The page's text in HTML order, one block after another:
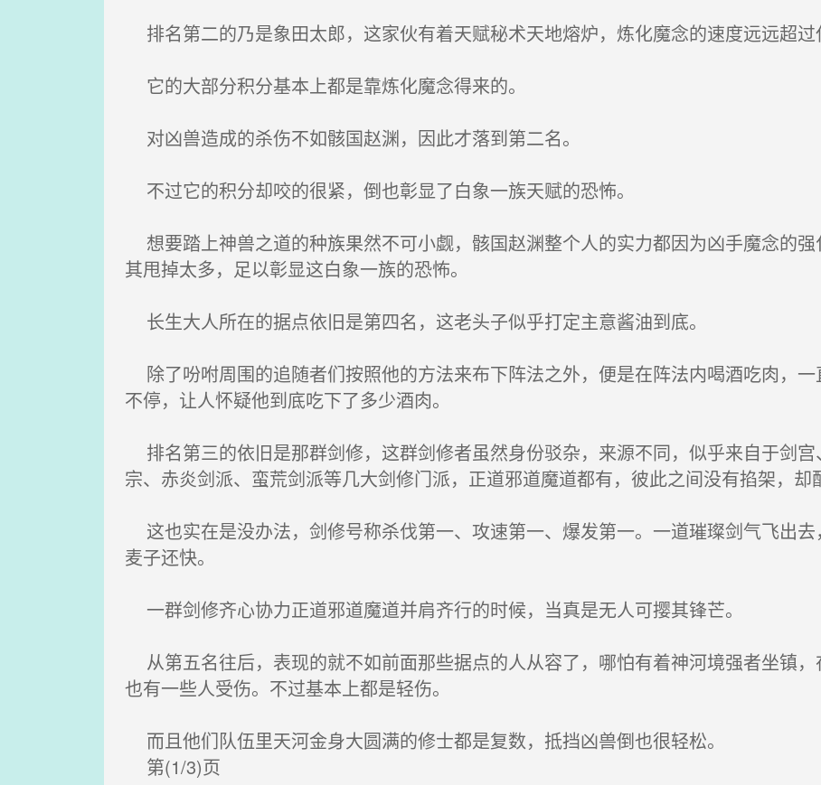
排名第二的乃是象田太郎，这家伙有着天赋秘术天地熔炉，炼化魔念的速度远远超过
它的大部分积分基本上都是靠炼化魔念得来的。
对凶兽造成的杀伤不如骸国赵渊，因此才落到第二名。
不过它的积分却咬的很紧，倒也彰显了白象一族天赋的恐怖。
想要踏上神兽之道的种族果然不可小觑，骸国赵渊整个人的实力都因为凶手魔念的
其甩掉太多，足以彰显这白象一族的恐怖。
长生大人所在的据点依旧是第四名，这老头子似乎打定主意酱油到底。
除了吩咐周围的追随者们按照他的方法来布下阵法之外，便是在阵法内喝酒吃肉，
不停，让人怀疑他到底吃下了多少酒肉。
排名第三的依旧是那群剑修，这群剑修者虽然身份驳杂，来源不同，似乎来自于剑
宗、赤炎剑派、蛮荒剑派等几大剑修门派，正道邪道魔道都有，彼此之间没有掐架，却
这也实在是没办法，剑修号称杀伐第一、攻速第一、爆发第一。一道璀璨剑气飞出
麦子还快。
一群剑修齐心协力正道邪道魔道并肩齐行的时候，当真是无人可撄其锋芒。
从第五名往后，表现的就不如前面那些据点的人从容了，哪怕有着神河境强者坐镇，
也有一些人受伤。不过基本上都是轻伤。
而且他们队伍里天河金身大圆满的修士都是复数，抵挡凶兽倒也很轻松。
第(1/3)页